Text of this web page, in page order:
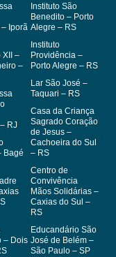
Iporã
XII –
–
RJ
Bagé
– Dois
Instituto São
Benedito – Porto
Alegre – RS
Instituto
Providência –
Porto Alegre – RS
Lar São José –
Taquari – RS
Casa da Criança
Sagrado Coração
de Jesus –
Cachoeira do Sul
– RS
Centro de
Convivência
Mãos Solidárias –
Caxias do Sul –
RS
Educandário São
José de Belém –
São Paulo – SP